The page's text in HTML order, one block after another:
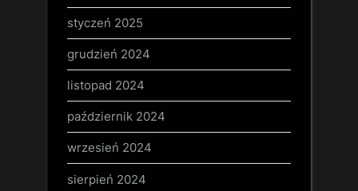
styczeń 2025
grudzień 2024
listopad 2024
październik 2024
wrzesień 2024
sierpień 2024